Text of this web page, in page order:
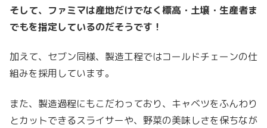
そして、ファミマは産地だけでなく標高・土壌・生産者ま
でもを指定しているのだそうです！
加えて、セブン同様、製造工程ではコールドチェーンの仕
組みを採用 しています。
また、製造過程にもこだわっており、キャベツをふんわり
とカットできるスライサーや、野菜の美味しさを保ちなが